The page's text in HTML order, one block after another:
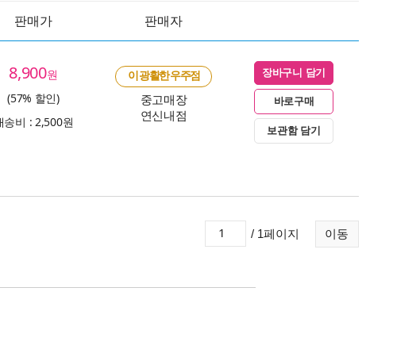
판매가 판매자
8,900원
(57% 할인)
송비 : 2,500원
이 광활한 우주점
중고매장
연신내점
장바구니 담기
바로구매
보관함 담기
이동
/ 1페이지